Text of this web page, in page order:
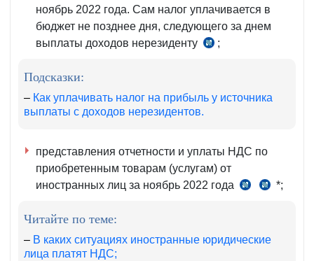
ноябрь 2022 года. Сам налог уплачивается в
бюджет не позднее дня, следующего за днем
выплаты доходов нерезиденту
чч.
ст.
;
Подсказки:
– Как уплачивать налог на прибыль у источника
выплаты с доходов нерезидентов.
представления отчетности и уплаты НДС по
приобретенным товарам (услугам) от
иностранных лиц за ноябрь 2022 года
чч.
ст.
ст.
*;
Читайте по теме:
– В каких ситуациях иностранные юридические
лица платят НДС;